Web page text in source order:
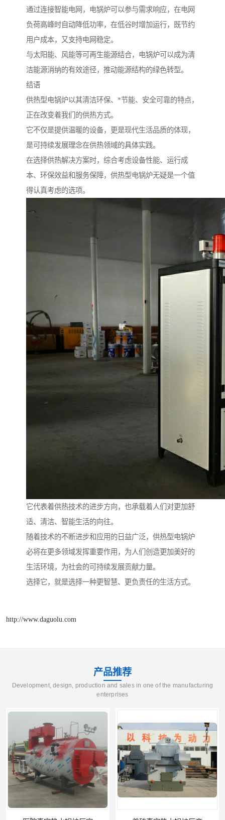
通过连接智能电网，电锅炉可以参与需求响应，在电网
负荷高峰时自动降低功率，在低谷时增加运行，既节约
用户成本，又支持电网稳定。
与太阳能、风能等可再生能源结合，电锅炉可以成为清
洁能源消纳的有效途径，推动能源结构的绿色转型。
结语
供热型电锅炉以其清洁环保、*节能、安全可靠的特点，
正在改变着我们的供热方式。
它不仅是提供温暖的设备，更是现代生活品质的体现，
是可持续发展理念在供热领域的具体实践。
在选择供热解决方案时，综合考虑设备性能、运行成
本、环保效益和服务保障，供热型电锅炉无疑是一个值
得认真考虑的选项。
它代表着供热技术的进步方向，也承载着人们对更加舒
适、清洁、智能生活的向往。
随着技术的不断进步和应用的日益广泛，供热型电锅炉
必将在更多领域发挥重要作用，为人们创造更加美好的
生活环境，为社会的可持续发展贡献力量。
选择它，就是选择一种更智慧、更负责任的生活方式。
http://www.daguolu.com
产品推荐
Development, design, production and sales in one of the manufacturing
enterprises